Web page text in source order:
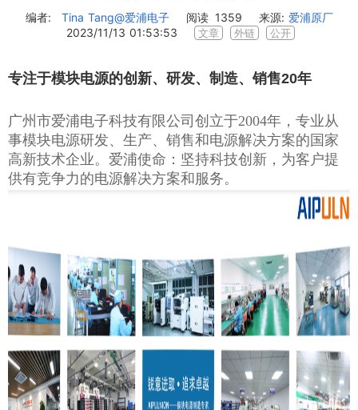
编者: Tina Tang@爱浦电子 阅读 1359 来源: 爱浦原厂
2023/11/13 01:53:53
文章 外链 公开
专注于模块电源的创新、研发、制造、销售20年
广州市爱浦电子科技有限公司创立于2004年，专业从
事模块电源研发、生产、销售和电源解决方案的国家
高新技术企业。爱浦使命：坚持科技创新，为客 户提
供有竞争力的电源解决方案和服务。